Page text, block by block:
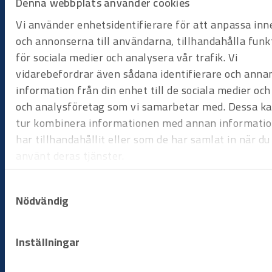
Vi använder enhetsidentifierare för att anpassa
och annonserna till användarna, tillhandahålla
för sociala medier och analysera vår trafik. Vi
vidarebefordrar även sådana identifierare och
information från din enhet till de sociala medier
och analysföretag som vi samarbetar med. Dessa
tur kombinera informationen med annan
har tillhandahållit eller som de har samlat in när
Nödvändig
Inställningar
Bygg på dina villkor
Hyr när du behöver det
Hyr utrustning när arbetet kräver det, utan att binda kapital
eller hantera underhåll. Du väljer period, vi ser till att
maskinerna är redo att användas när du behöver dem.
Processen
Beställningsförfrågan
Starta processen genom att skicka in din